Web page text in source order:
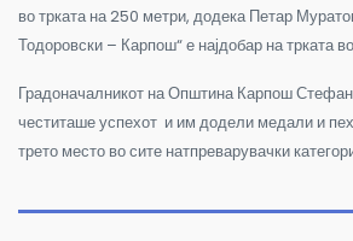
во трката на 250 метри, додека Петар
Тодоровски – Карпош“ е најдобар на трката
Градоначалникот на Општина Карпош
честиташе успехот и им додели медали и
трето место во сите натпреварувачки